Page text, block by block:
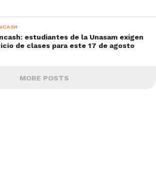
estudiantes de la Unasam exigen
de clases para este 17 de agosto
MORE POSTS